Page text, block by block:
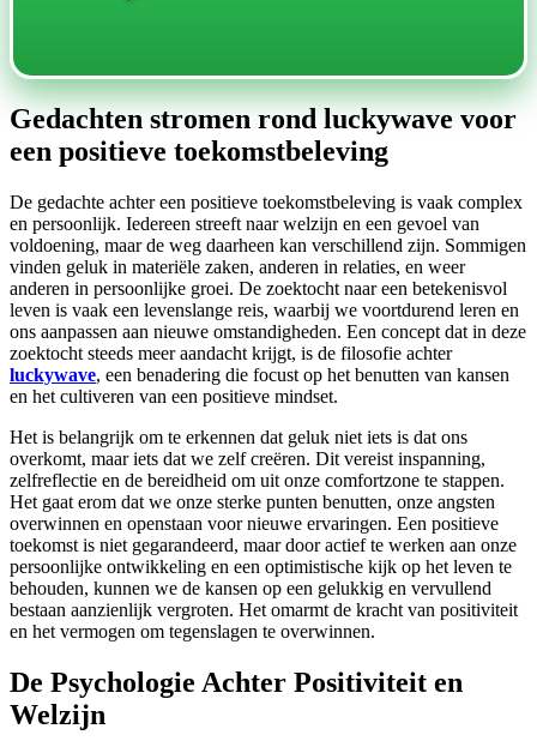
Gedachten stromen rond luckywave voor
een positieve toekomstbeleving
De gedachte achter een positieve toekomstbeleving is vaak complex
en persoonlijk. Iedereen streeft naar welzijn en een gevoel van
voldoening, maar de weg daarheen kan verschillend zijn. Sommigen
vinden geluk in materiële zaken, anderen in relaties, en weer
anderen in persoonlijke groei. De zoektocht naar een betekenisvol
leven is vaak een levenslange reis, waarbij we voortdurend leren en
ons aanpassen aan nieuwe omstandigheden. Een concept dat in deze
zoektocht steeds meer aandacht krijgt, is de filosofie achter
luckywave, een benadering die focust op het benutten van kansen
en het cultiveren van een positieve mindset.
Het is belangrijk om te erkennen dat geluk niet iets is dat ons
overkomt, maar iets dat we zelf creëren. Dit vereist inspanning,
zelfreflectie en de bereidheid om uit onze comfortzone te stappen.
Het gaat erom dat we onze sterke punten benutten, onze angsten
overwinnen en openstaan voor nieuwe ervaringen. Een positieve
toekomst is niet gegarandeerd, maar door actief te werken aan onze
persoonlijke ontwikkeling en een optimistische kijk op het leven te
behouden, kunnen we de kansen op een gelukkig en vervullend
bestaan aanzienlijk vergroten. Het omarmt de kracht van positiviteit
en het vermogen om tegenslagen te overwinnen.
De Psychologie Achter Positiviteit en
Welzijn